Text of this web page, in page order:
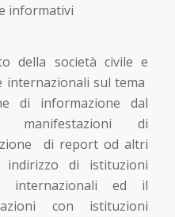
informativi
della società civile e
internazionali sul tema
di informazione dal
di
di report od altri
di istituzioni
internazionali ed il
con istituzioni